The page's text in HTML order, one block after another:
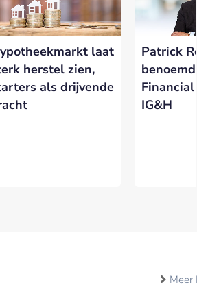
en zichtbaar te maken op
laat
herstel zien,
als drijvende
Patrick
benoemd
Financial
IG&H
Meer